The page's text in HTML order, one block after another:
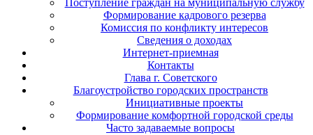
Поступление граждан на муниципальную службу
Формирование кадрового резерва
Комиссия по конфликту интересов
Сведения о доходах
Интернет-приемная
Контакты
Глава г. Советского
Благоустройство городских пространств
Инициативные проекты
Формирование комфортной городской среды
Часто задаваемые вопросы